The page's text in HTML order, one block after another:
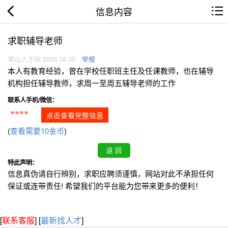
信息内容
求职辅导老师
常山人才网 2026.08.09 举报
本人有教育经验，曾在学校任职班主任及任课教师，也在辅导
机构担任辅导教师，求周一至周五辅导老师的工作
联系人手机/微信：
**** 点击查看完整信息
(查看需要10金币)
特此声明：
信息真伪请自行辨别，求职应聘须谨慎，网站对此不承担任何
保证或连带责任! 希望我们的平台能为您带来更多的便利！
[联系客服] [最新找人才]